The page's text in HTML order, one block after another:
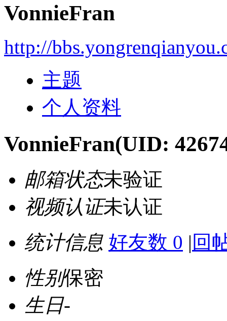
VonnieFran
http://
主题
个人资料
VonnieFran(UID:
邮箱状态未验证
视频认证未认证
统计信息 好友数 0 | 回
性别保密
生日-